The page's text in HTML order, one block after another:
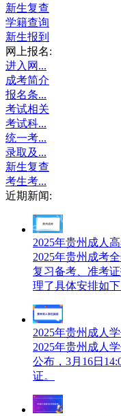
新生复查
学籍查询
新生报到
网上报名:
进入网...
成考简介
报名条...
考试相关
考试科...
统一考...
录取及...
新生复查
考生考...
近期新闻:
2025年贵州成人
2025年贵州成考
复习备考、准考
理了具体安排如下
2025年贵州成人
2025年贵州成人
公布，3月16日
证。